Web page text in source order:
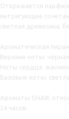
Открывается
интригующее
светлая древесина,
Aроматическая
Верхние ноты:
Ноты сердца:
Базовые ноты:
Ароматы SHAIK
24 часов.